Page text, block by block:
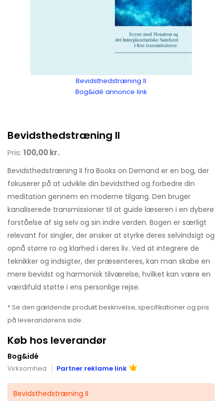
Bevidsthedstræning II
Bog&idé annonce link
Bevidsthedstræning II
Pris: 100,00 kr.
Bevidsthedstræning II fra Books on Demand er en bog, der
fokuserer på at udvikle din bevidsthed og forbedre din
meditation gennem en moderne tilgang. Den bruger
kanaliserede transmissioner til at guide læseren i en dybere
forståelse af sig selv og sin indre verden. Bogen er særligt
relevant for singler, der ønsker at styrke deres selvindsigt og
opnå større ro og klarhed i deres liv. Ved at integrere de
teknikker og indsigter, der præsenteres, kan man skabe en
mere bevidst og harmonisk tilværelse, hvilket kan være en
værdifuld støtte i ens personlige rejse.
* Se den gældende produkt beskrivelse, specifikationer og pris
på leverandørens side.
Køb hos leverandør
Bog&idé
Virksomhed Partner reklame link
Bevidsthedstræning II